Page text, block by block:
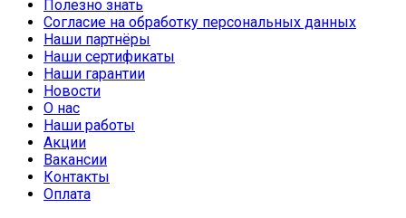
Полезно знать
Согласие на обработку персональных данных
Наши партнёры
Наши сертификаты
Наши гарантии
Новости
О нас
Наши работы
Акции
Вакансии
Контакты
Оплата